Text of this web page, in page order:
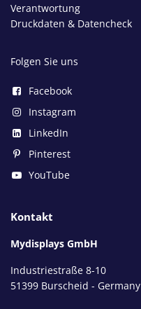
Verantwortung
Druckdaten & Datencheck
Folgen Sie uns
Facebook
Instagram
LinkedIn
Pinterest
YouTube
Kontakt
Mydisplays GmbH
Industriestraße 8-10
51399 Burscheid - Germany